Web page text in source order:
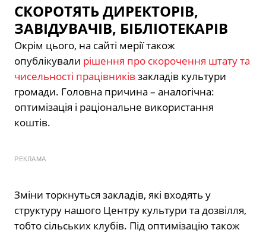
СКОРОТЯТЬ ДИРЕКТОРІВ,
ЗАВІДУВАЧІВ, БІБЛІОТЕКАРІВ
Окрім цього, на сайті мерії також
опублікували рішення про скорочення штату та
чисельності працівників закладів культури
громади. Головна причина – аналогічна:
оптимізація і раціональне використання
коштів.
РЕКЛАМА
Зміни торкнуться закладів, які входять у
структуру нашого Центру культури та дозвілля,
тобто сільських клубів. Під оптимізацію також